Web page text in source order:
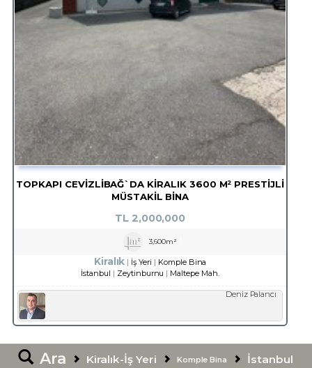
TOPKAPI CEVİZLİBAĞ`DA KİRALIK 3600 M² PRESTİJLİ
MÜSTAKİL BİNA
TL2,000,000
3,600m²
Kiralık İş Yeri
Komple Bina
İstanbul
Zeytinburnu Maltepe Mah.
Deniz Palancı
Ara Kiralık-İş Yeri Komple Bina İstanbul